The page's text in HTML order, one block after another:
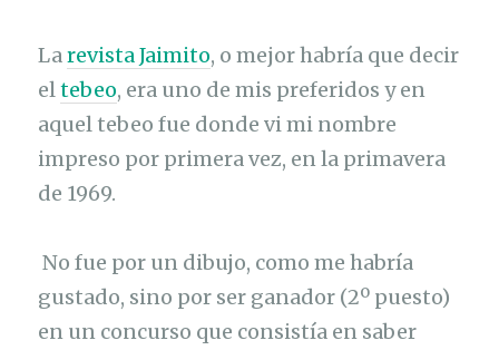
Larevista Jaimito, o mejor habría que decir
eltebeo, era uno de mis preferidos y en
aquel tebeo fue donde vi mi nombre
impreso por primera vez, en la primavera
de 1969.
No fue por un dibujo, como me habría
gustado, sino por ser ganador (2º puesto)
en un concurso que consistía en saber